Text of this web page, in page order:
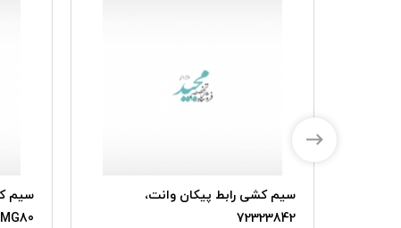
سیم کشی رابط پیکان وانت،
72323842
MG80 ماندو، IK00506480